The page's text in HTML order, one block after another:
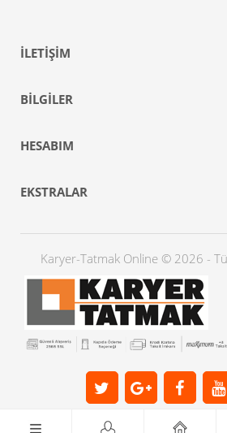
İLETIŞIM
BILGILER
HESABIM
EKSTRALAR
Karyer-Tatmak Online © 2026 -